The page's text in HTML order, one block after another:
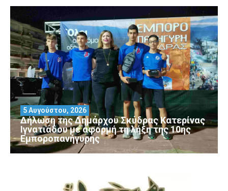
Δήλωση της Δημάρχου Σκύδρας Κατερίνας
Ιγνατιάδου με αφορμή τη λήξη της 10ης
Εμποροπανήγυρης
5 Αυγούστου, 2026